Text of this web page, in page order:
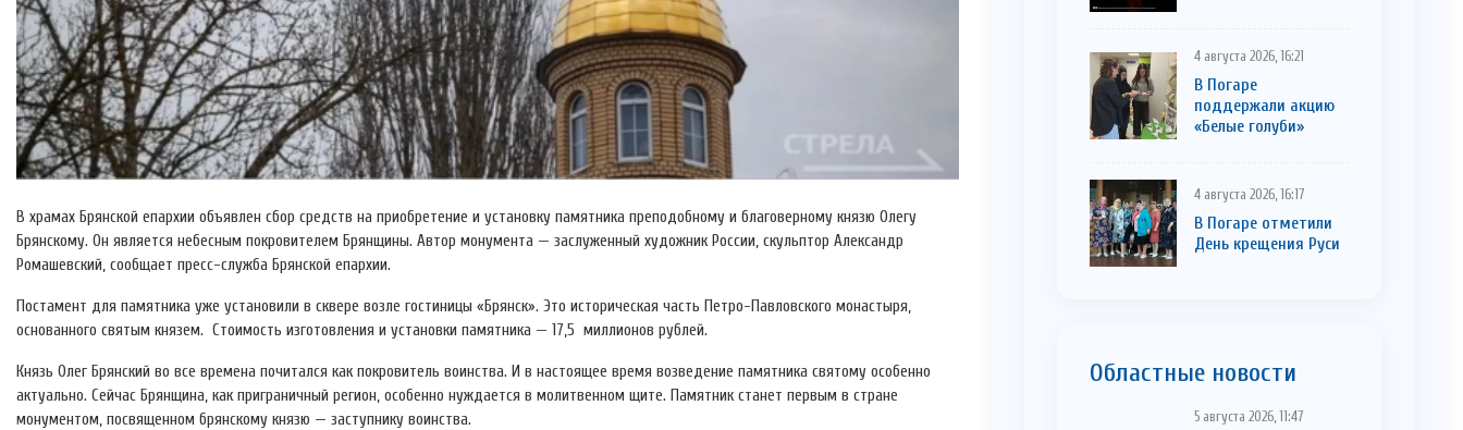
В храмах Брянской епархии объявлен сбор средств на приобретение и установку памятника преподобному и благоверному князю Олегу
Брянскому. Он является небесным покровителем Брянщины. Автор монумента — заслуженный художник России, скульптор Александр
Ромашевский, сообщает пресс-служба Брянской епархии.
Постамент для памятника уже установили в сквере возле гостиницы «Брянск». Это историческая часть Петро-Павловского монастыря,
основанного святым князем. Стоимость изготовления и установки памятника — 17,5 миллионов рублей.
Князь Олег Брянский во все времена почитался как покровитель воинства. И в настоящее время возведение памятника святому особенно
актуально. Сейчас Брянщина, как приграничный регион, особенно нуждается в молитвенном щите. Памятник станет первым в стране
монументом, посвященном брянскому князю — заступнику воинства.
4 августа 2026, 16:21
В Погаре
поддержали акцию
«Белые голуби»
4 августа 2026, 16:17
В Погаре отметили
День крещения Руси
Областные новости
5 августа 2026, 11:47